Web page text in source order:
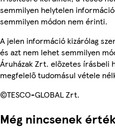
semmilyen helytelen
semmilyen módon nem érinti.
A jelen információ kizárólag
és azt nem lehet semmilyen
Áruházak Zrt. előzetes írásbeli
megfelelő tudomásul vétele
©TESCO-GLOBAL Zrt.
Még nincsenek